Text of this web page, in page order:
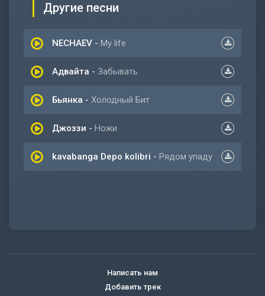
Другие песни
NECHAEV - My life
Адвайта - Забывать
Бьянка - Холодный Бит
Джоззи - Ножи
kavabanga Depo kolibri - Рядом упаду
Написать нам
Добавить трек